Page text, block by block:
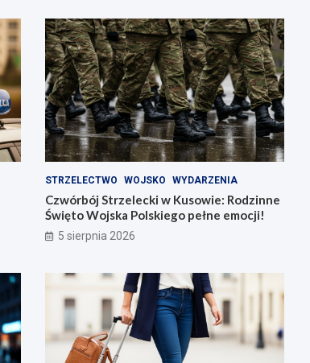
STRZELECTWO WOJSKO WYDARZENIA
Czwórbój Strzelecki w Kusowie: Rodzinne
Święto Wojska Polskiego pełne emocji!
5 sierpnia 2026